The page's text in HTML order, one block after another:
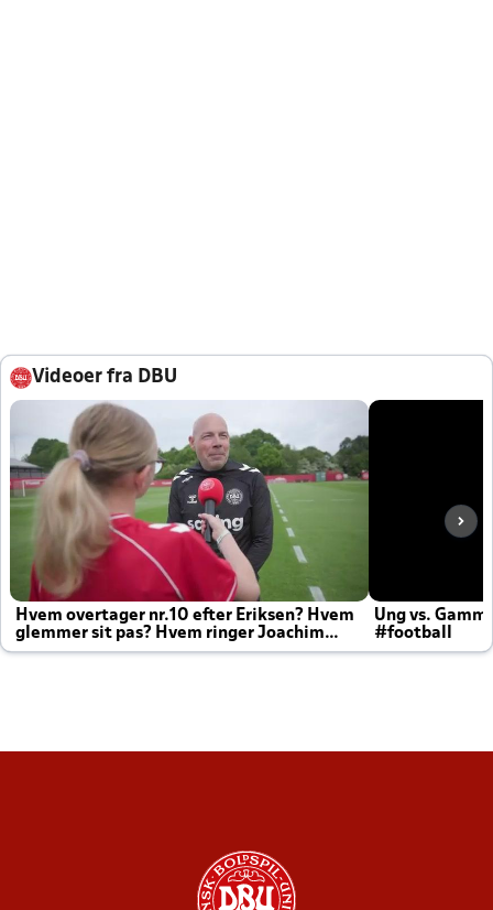
Videoer fra DBU
Hvem overtager nr.10 efter Eriksen? Hvem
glemmer sit pas? Hvem ringer Joachim
altid til efter kampe?
Ung vs.
#football